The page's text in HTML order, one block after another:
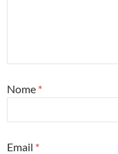
Nome *
Email *